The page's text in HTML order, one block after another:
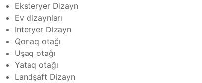
Eksteryer Dizayn
Ev dizaynları
Interyer Dizayn
Qonaq otağı
Uşaq otağı
Yataq otağı
Landşaft Dizayn